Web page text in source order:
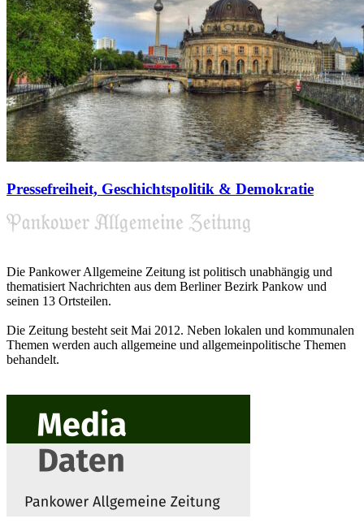
Pressefreiheit, Geschichtspolitik & Demokratie
Die Pankower Allgemeine Zeitung ist politisch unabhängig und
thematisiert Nachrichten aus dem Berliner Bezirk Pankow und
seinen 13 Ortsteilen.
Die Zeitung besteht seit Mai 2012. Neben lokalen und kommunalen
Themen werden auch allgemeine und allgemeinpolitische Themen
behandelt.